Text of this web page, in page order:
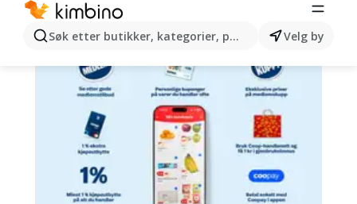
Søk etter butikker, kategorier, produkter...Velg by